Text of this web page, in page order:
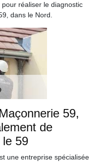
réaliser le diagnostic
dans le Nord.
59,
de
le 59
une entreprise spécialisée